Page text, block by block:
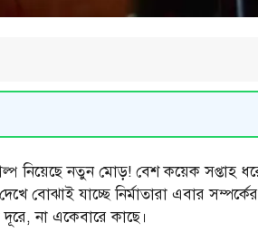
নিয়েছে নতুন মোড়! বেশ কয়েক সপ্তাহ
বোঝাই যাচ্ছে নির্মাতারা এবার
না একেবারে কাছে।